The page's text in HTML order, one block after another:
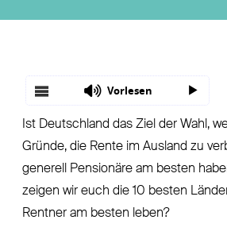
Vorlesen
Ist Deutschland das Ziel der Wahl,
Gründe, die Rente im Ausland zu
generell Pensionäre am besten
zeigen wir euch die 10 besten
Rentner am besten leben?